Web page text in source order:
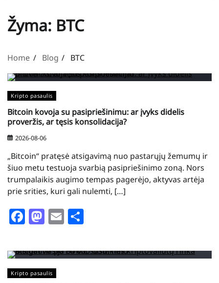
Žyma: BTC
Home Blog BTC
Kripto pasaulis
Bitcoin kovoja su pasipriešinimu: ar įvyks didelis
proveržis, ar tęsis konsolidacija?
2026-08-06
„Bitcoin“ pratęsė atsigavimą nuo pastarųjų žemumų ir
šiuo metu testuoja svarbią pasipriešinimo zoną. Nors
trumpalaikis augimo tempas pagerėjo, aktyvas artėja
prie srities, kuri gali nulemti, […]
Facebook
Mastodon
Email
Kripto pasaulis